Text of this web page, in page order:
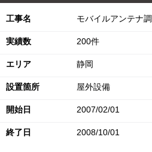
工事名 モバイルアンテナ
実績数 200件
エリア 静岡
設置箇所 屋外設備
開始日 2007/02/01
終了日 2008/10/01